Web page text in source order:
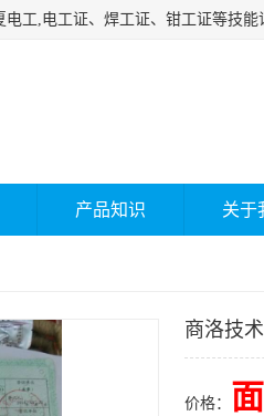
产品知识 关于
商洛技
价格：